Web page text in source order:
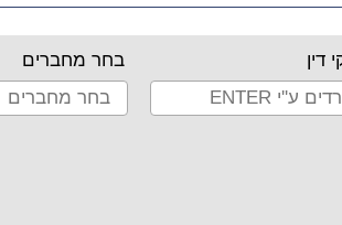
דין בחר מחברים